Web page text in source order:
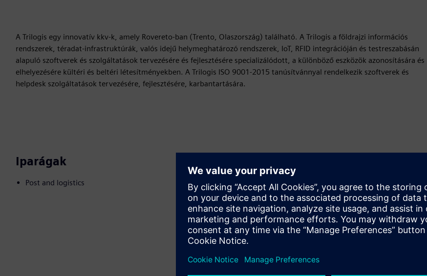
A Trilogis egy innovatív kkv-k, amely Rovereto-ban (Trento, Olaszország) található. A Trilogis a földrajzi információs
rendszerek, téradat-infrastruktúrák, valós idejű helymeghatározó rendszerek, IoT, RFID integrációján és testreszabásán
alapuló szoftverek és szolgáltatások tervezésére és fejlesztésére specializálódott, a különböző eszközök azonosítására és
elhelyezésére kültéri és beltéri létesítményekben. A Trilogis ISO 9001-2015 tanúsítvánnyal rendelkezik szoftverek és
helpdesk szolgáltatások tervezésére, fejlesztésére, karbantartására.
Iparágak
Post and logistics
Build
Új termék létrehozásával bővíti vagy építi
teremékkínálatát a Siemens Xcelerator termékre /
megoldásra építve, illetve új megoldást hoz létre ügyfelek
számára a Siemens Xcelerator termék és a saját termék
integrálásával